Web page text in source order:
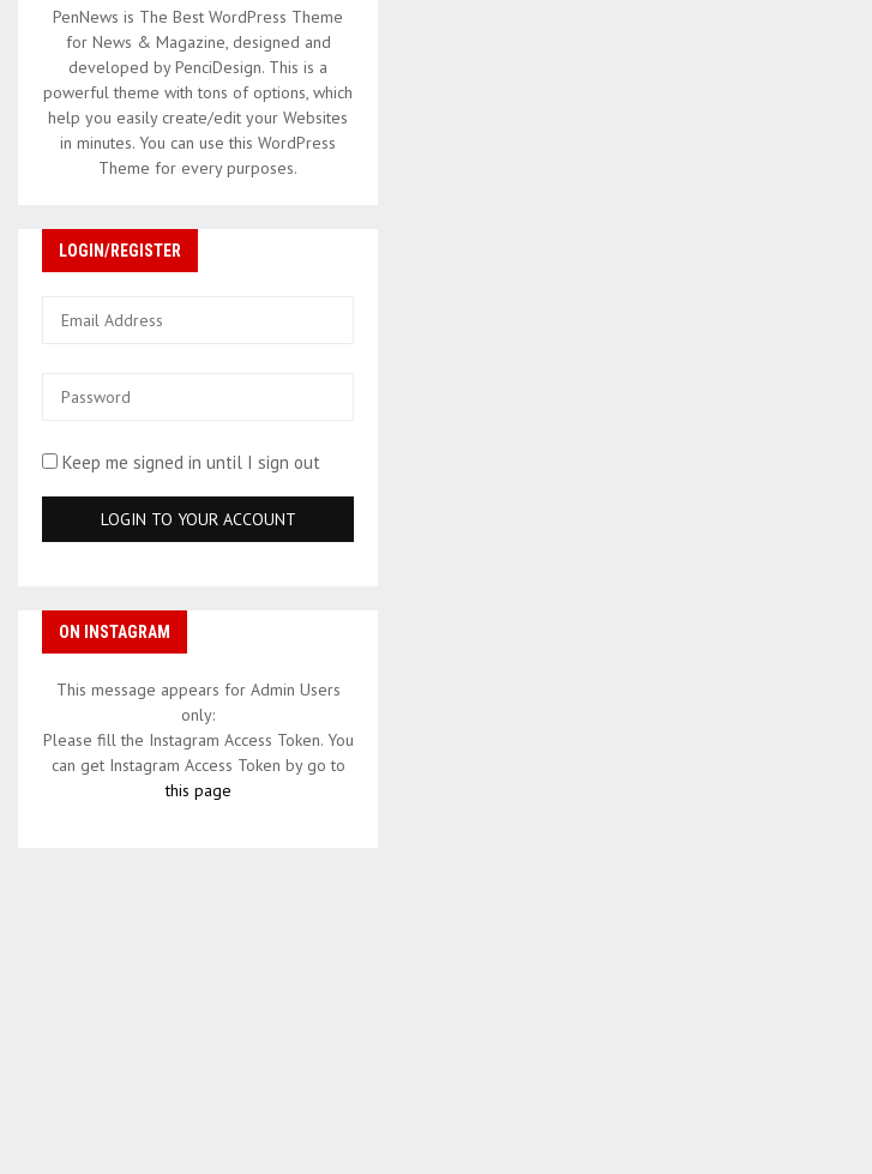
PenNews is The Best WordPress Theme
for News & Magazine, designed and
developed by PenciDesign. This is a
powerful theme with tons of options, which
help you easily create/edit your Websites
in minutes. You can use this WordPress
Theme for every purposes.
LOGIN/REGISTER
Keep me signed in until I sign out
ON INSTAGRAM
This message appears for Admin Users
only:
Please fill the Instagram Access Token. You
can get Instagram Access Token by go to
this page